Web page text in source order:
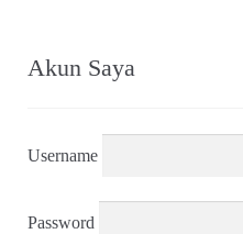
Akun Saya
Username
Password